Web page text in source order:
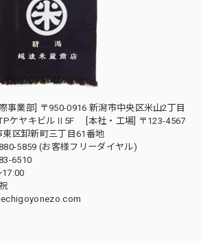
事業部] 〒950-0916 新潟市中央区米山2丁目
ケヤキビルⅡ5F [本社・工場] 〒123-4567
東区卸新町三丁目61番地
5859 (お客様フリーダイヤル)
6510
17:00